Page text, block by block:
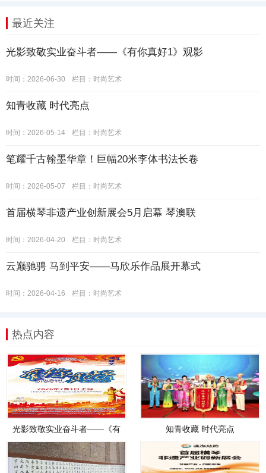
最近关注
光影致敬实业奋斗者——《有你真好1》观影
时间：2026-06-30 栏目： 时尚艺术
知青收藏 时代亮点
时间：2026-05-14 栏目： 时尚艺术
笔耀千古翰墨华章！巨幅20米李体书法长卷
时间：2026-05-07 栏目： 时尚艺术
首届横琴非遗产业创新展会5月启幕 琴澳联
时间：2026-04-20 栏目： 时尚艺术
云巅驰骋 马到平安——马欣乐作品展开幕式
时间：2026-04-16 栏目： 时尚艺术
热点内容
光影致敬实业奋斗者——《有
你真好1》观影
知青收藏 时代亮点